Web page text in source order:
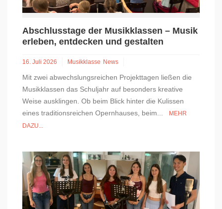
Abschlusstage der Musikklassen – Musik
erleben, entdecken und gestalten
16. Juli 2026 Musikklasse News
Mit zwei abwechslungsreichen Projekttagen ließen die
Musikklassen das Schuljahr auf besonders kreative
Weise ausklingen. Ob beim Blick hinter die Kulissen
eines traditionsreichen Opernhauses, beim...
MEHR
DAZU...